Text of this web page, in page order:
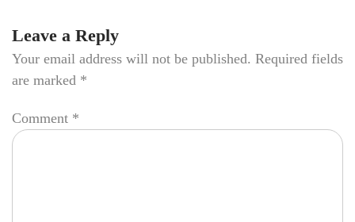
Leave a Reply
Your email address will not be published. Required fields
are marked *
Comment *